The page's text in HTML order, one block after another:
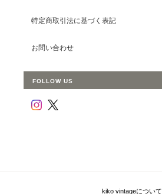
特定商取引法に基づく表記
お問い合わせ
FOLLOW US
kiko vintageについて